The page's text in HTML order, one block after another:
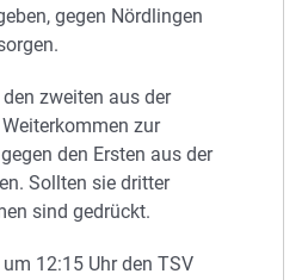
gegen Nördlingen
zweiten aus der
zur
den Ersten aus der
Sollten sie dritter
sind gedrückt.
12:15 Uhr den TSV